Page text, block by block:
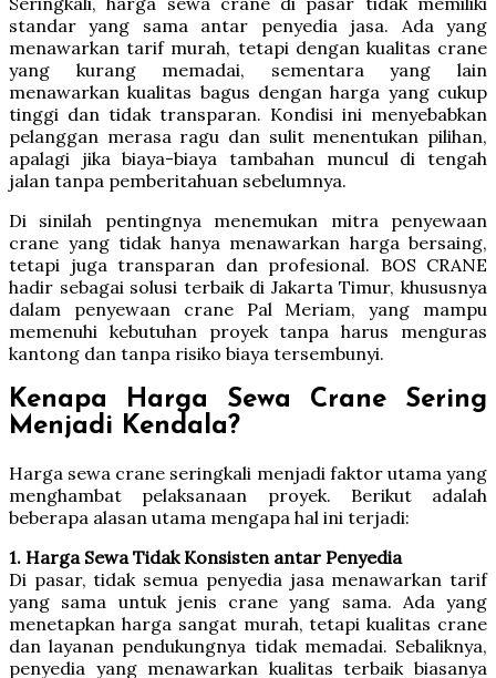
standar yang sama antar penyedia jasa. Ada yang
menawarkan tarif murah, tetapi dengan kualitas crane
yang kurang memadai, sementara yang lain
menawarkan kualitas bagus dengan harga yang cukup
tinggi dan tidak transparan. Kondisi ini menyebabkan
pelanggan merasa ragu dan sulit menentukan pilihan,
apalagi jika biaya-biaya tambahan muncul di tengah
jalan tanpa pemberitahuan sebelumnya.
Di sinilah pentingnya menemukan mitra penyewaan
crane yang tidak hanya menawarkan harga bersaing,
tetapi juga transparan dan profesional. BOS CRANE
hadir sebagai solusi terbaik di Jakarta Timur, khususnya
dalam penyewaan crane Pal Meriam, yang mampu
memenuhi kebutuhan proyek tanpa harus menguras
kantong dan tanpa risiko biaya tersembunyi.
Kenapa Harga Sewa Crane Sering
Menjadi Kendala?
Harga sewa crane seringkali menjadi faktor utama yang
menghambat pelaksanaan proyek. Berikut adalah
beberapa alasan utama mengapa hal ini terjadi:
1. Harga Sewa Tidak Konsisten antar Penyedia
Di pasar, tidak semua penyedia jasa menawarkan tarif
yang sama untuk jenis crane yang sama. Ada yang
menetapkan harga sangat murah, tetapi kualitas crane
dan layanan pendukungnya tidak memadai. Sebaliknya,
penyedia yang menawarkan kualitas terbaik biasanya